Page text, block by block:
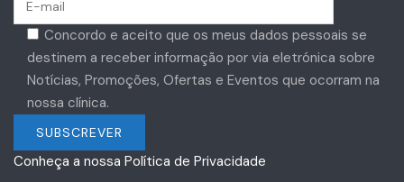
Concordo e aceito que os meus dados pessoais se
destinem a receber informação por via eletrónica sobre
Notícias, Promoções, Ofertas e Eventos que ocorram na
nossa clínica.
Conheça a nossa Política de Privacidade